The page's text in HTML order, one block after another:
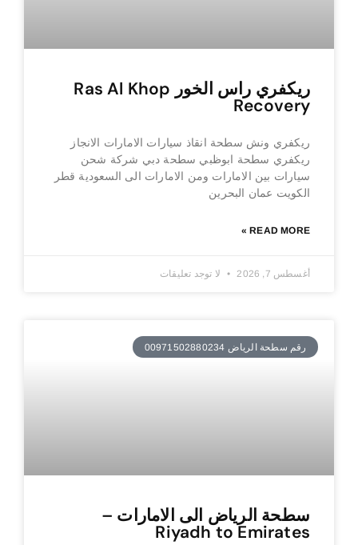
ريكفري راس الخور Ras Al Khop
Recovery
ريكفري ونش سطحة انقاذ سيارات الامارات الانجاز
ريكفري سطحة ابوظبي سطحة دبي شركة شحن
سيارات بين الامارات ومن الامارات الى السعودية قطر
الكويت عمان البحرين
READ MORE »
أغسطس 7, 2026 لا توجد تعليقات
رقم سطحة الرياض 00971502880234
سطحة الرياض الى الامارات –
Riyadh to Emirates